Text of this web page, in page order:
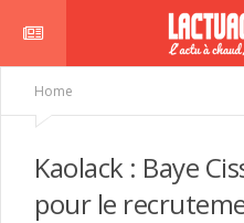
Home
Kaolack : Baye
pour le